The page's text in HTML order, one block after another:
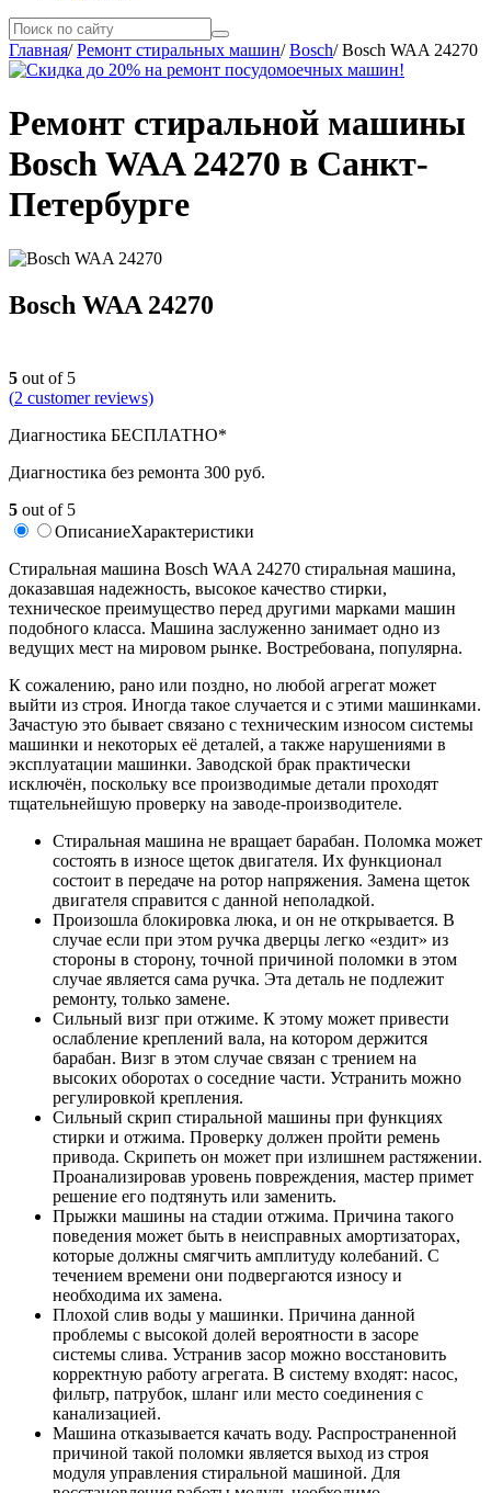
Главная/Ремонт стиральных машин/Bosch/Bosch WAA 24270
Ремонт стиральной машины
Bosch WAA 24270 в Санкт-
Петербурге
Bosch WAA 24270
5 out of 5
(2 customer reviews)
Диагностика БЕСПЛАТНО*
Диагностика без ремонта 300 руб.
5 out of 5
ОписаниеХарактеристики
Cтиральная машина Bosch WAA 24270 стиральная машина,
доказавшая надежность, высокое качество стирки,
техническое преимущество перед другими марками машин
подобного класса. Машина заслуженно занимает одно из
ведущих мест на мировом рынке. Востребована, популярна.
К сожалению, рано или поздно, но любой агрегат может
выйти из строя. Иногда такое случается и с этими машинками.
Зачастую это бывает связано с техническим износом системы
машинки и некоторых её деталей, а также нарушениями в
эксплуатации машинки. Заводской брак практически
исключён, поскольку все производимые детали проходят
тщательнейшую проверку на заводе-производителе.
Стиральная машина не вращает барабан. Поломка может
состоять в износе щеток двигателя. Их функционал
состоит в передаче на ротор напряжения. Замена щеток
двигателя справится с данной неполадкой.
Произошла блокировка люка, и он не открывается. В
случае если при этом ручка дверцы легко «ездит» из
стороны в сторону, точной причиной поломки в этом
случае является сама ручка. Эта деталь не подлежит
ремонту, только замене.
Сильный визг при отжиме. К этому может привести
ослабление креплений вала, на котором держится
барабан. Визг в этом случае связан с трением на
высоких оборотах о соседние части. Устранить можно
регулировкой крепления.
Сильный скрип стиральной машины при функциях
стирки и отжима. Проверку должен пройти ремень
привода. Скрипеть он может при излишнем растяжении.
Проанализировав уровень повреждения, мастер примет
решение его подтянуть или заменить.
Прыжки машины на стадии отжима. Причина такого
поведения может быть в неисправных амортизаторах,
которые должны смягчить амплитуду колебаний. С
течением времени они подвергаются износу и
необходима их замена.
Плохой слив воды у машинки. Причина данной
проблемы с высокой долей вероятности в засоре
системы слива. Устранив засор можно восстановить
корректную работу агрегата. В систему входят: насос,
фильтр, патрубок, шланг или место соединения с
канализацией.
Машина отказывается качать воду. Распространенной
причиной такой поломки является выход из строя
модуля управления стиральной машиной. Для